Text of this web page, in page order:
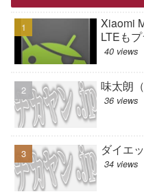
Xiaomi
LTEも
40 views
味太朗
36 views
ダイエ
34 views